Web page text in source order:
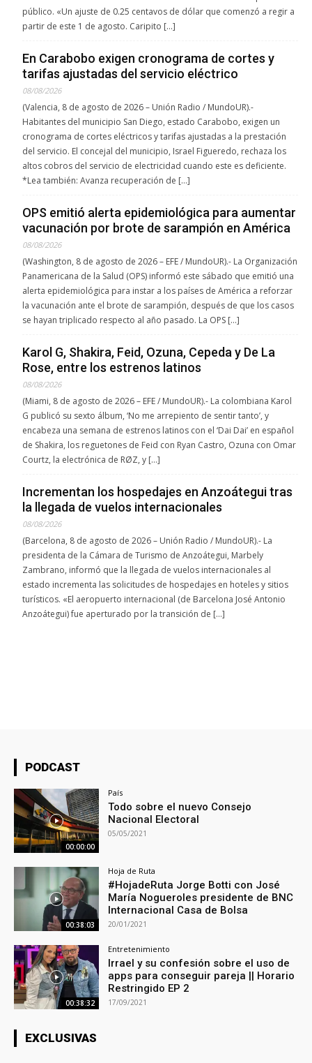
público. «Un ajuste de 0.25 centavos de dólar que comenzó a regir a
partir de este 1 de agosto. Caripito […]
En Carabobo exigen cronograma de cortes y
tarifas ajustadas del servicio eléctrico
08/08/2026
(Valencia, 8 de agosto de 2026 – Unión Radio / MundoUR).-
Habitantes del municipio San Diego, estado Carabobo, exigen un
cronograma de cortes eléctricos y tarifas ajustadas a la prestación
del servicio. El concejal del municipio, Israel Figueredo, rechaza los
altos cobros del servicio de electricidad cuando este es deficiente.
*Lea también: Avanza recuperación de […]
OPS emitió alerta epidemiológica para aumentar
vacunación por brote de sarampión en América
08/08/2026
(Washington, 8 de agosto de 2026 – EFE / MundoUR).- La Organización
Panamericana de la Salud (OPS) informó este sábado que emitió una
alerta epidemiológica para instar a los países de América a reforzar
la vacunación ante el brote de sarampión, después de que los casos
se hayan triplicado respecto al año pasado. La OPS […]
Karol G, Shakira, Feid, Ozuna, Cepeda y De La
Rose, entre los estrenos latinos
08/08/2026
(Miami, 8 de agosto de 2026 – EFE / MundoUR).- La colombiana Karol
G publicó su sexto álbum, ‘No me arrepiento de sentir tanto’, y
encabeza una semana de estrenos latinos con el ‘Dai Dai’ en español
de Shakira, los reguetones de Feid con Ryan Castro, Ozuna con Omar
Courtz, la electrónica de RØZ, y […]
Incrementan los hospedajes en Anzoátegui tras
la llegada de vuelos internacionales
08/08/2026
(Barcelona, 8 de agosto de 2026 – Unión Radio / MundoUR).- La
presidenta de la Cámara de Turismo de Anzoátegui, Marbely
Zambrano, informó que la llegada de vuelos internacionales al
estado incrementa las solicitudes de hospedajes en hoteles y sitios
turísticos. «El aeropuerto internacional (de Barcelona José Antonio
Anzoátegui) fue aperturado por la transición de […]
PODCAST
00:00:00
País
Todo sobre el nuevo Consejo
Nacional Electoral
05/05/2021
00:38:03
Hoja de Ruta
#HojadeRuta​ Jorge Botti con José
María Nogueroles presidente de BNC
Internacional Casa de Bolsa
20/01/2021
00:38:32
Entretenimiento
Irrael y su confesión sobre el uso de
apps para conseguir pareja || Horario
Restringido EP 2
17/09/2021
EXCLUSIVAS